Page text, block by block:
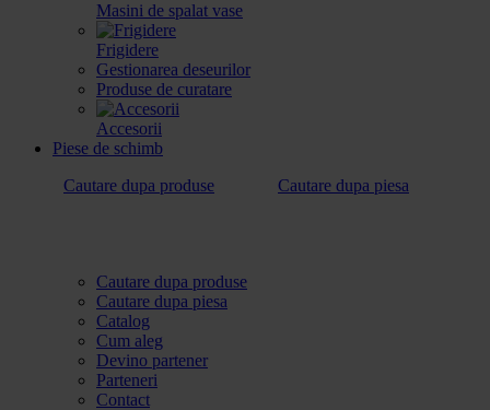
Masini de spalat vase
Frigidere
Gestionarea deseurilor
Produse de curatare
Accesorii
Piese de schimb
Cautare dupa produse
Cautare dupa piesa
Cautare dupa produse
Cautare dupa piesa
Catalog
Cum aleg
Devino partener
Parteneri
Contact